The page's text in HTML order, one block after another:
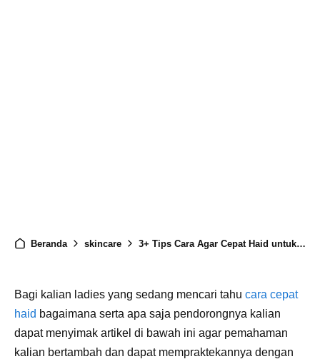
Beranda skincare 3+ Tips Cara Agar Cepat Haid untuk Wanita Secara Alami dan Cepat
Bagi kalian ladies yang sedang mencari tahu cara cepat
haid bagaimana serta apa saja pendorongnya kalian
dapat menyimak artikel di bawah ini agar pemahaman
kalian bertambah dan dapat mempraktekannya dengan